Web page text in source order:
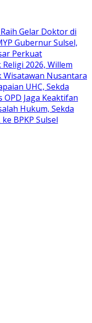
Gelar Doktor di
Gubernur Sulsel,
Perkuat
2026, Willem
Nusantara
UHC, Sekda
Jaga Keaktifan
Hukum, Sekda
BPKP Sulsel